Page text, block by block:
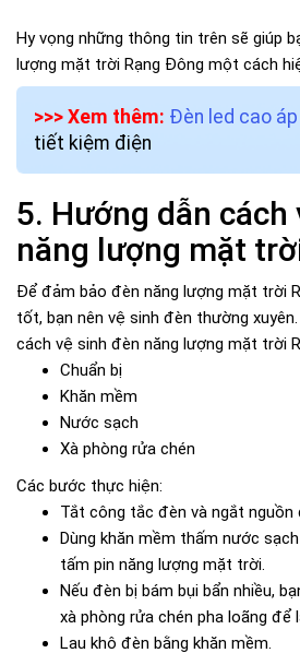
Hy vọng những thông tin trên sẽ giúp
lượng mặt trời Rạng Đông một cách
>>> Xem thêm: Đèn led cao áp
tiết kiệm điện
5. Hướng dẫn cách
năng lượng mặt
Để đảm bảo đèn năng lượng mặt trời
tốt, bạn nên vệ sinh đèn thường
cách vệ sinh đèn năng lượng mặt trời
Chuẩn bị
Khăn mềm
Nước sạch
Xà phòng rửa chén
Các bước thực hiện:
Tắt công tắc đèn và ngắt nguồn
Dùng khăn mềm thấm nước
tấm pin năng lượng mặt trời.
Nếu đèn bị bám bụi bẩn nhiều,
xà phòng rửa chén pha loãng để
Lau khô đèn bằng khăn mềm.